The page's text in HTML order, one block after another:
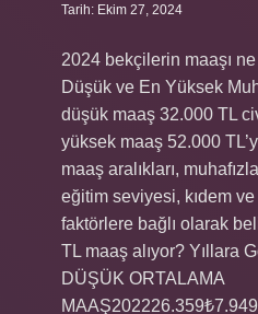
Tarih: Ekim 27, 2024
2024 bekçilerin maaşı
Düşük ve En Yüksek
düşük maaş 32.000 TL
yüksek maaş 52.000
maaş aralıkları,
eğitim seviyesi, kıdem
faktörlere bağlı olarak
TL maaş alıyor? Yıllara
DÜŞÜK ORTALAMA